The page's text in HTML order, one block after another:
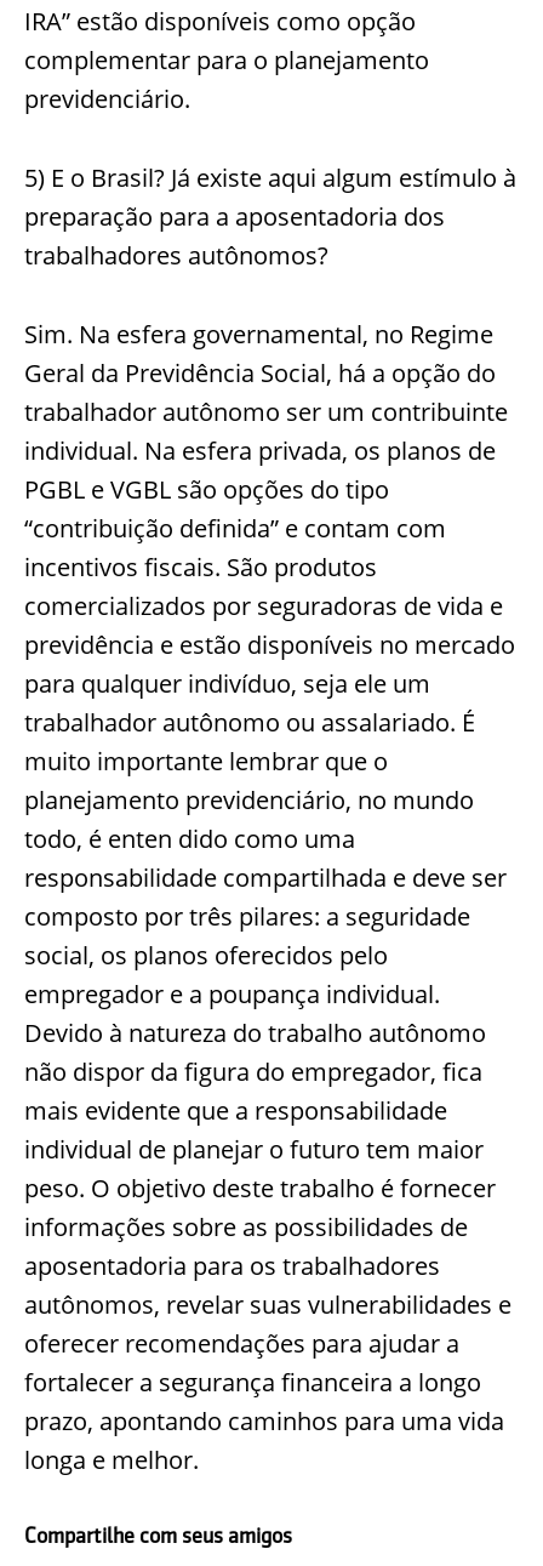
IRA” estão disponíveis como opção
complementar para o planejamento
previdenciário.
5) E o Brasil? Já existe aqui algum estímulo à
preparação para a aposentadoria dos
trabalhadores autônomos?
Sim. Na esfera governamental, no Regime
Geral da Previdência Social, há a opção do
trabalhador autônomo ser um contribuinte
individual. Na esfera privada, os planos de
PGBL e VGBL são opções do tipo
“contribuição definida” e contam com
incentivos fiscais. São produtos
comercializados por seguradoras de vida e
previdência e estão disponíveis no mercado
para qualquer indivíduo, seja ele um
trabalhador autônomo ou assalariado. É
muito importante lembrar que o
planejamento previdenciário, no mundo
todo, é enten dido como uma
responsabilidade compartilhada e deve ser
composto por três pilares: a seguridade
social, os planos oferecidos pelo
empregador e a poupança individual.
Devido à natureza do trabalho autônomo
não dispor da figura do empregador, fica
mais evidente que a responsabilidade
individual de planejar o futuro tem maior
peso. O objetivo deste trabalho é fornecer
informações sobre as possibilidades de
aposentadoria para os trabalhadores
autônomos, revelar suas vulnerabilidades e
oferecer recomendações para ajudar a
fortalecer a segurança financeira a longo
prazo, apontando caminhos para uma vida
longa e melhor.
Compartilhe com seus amigos